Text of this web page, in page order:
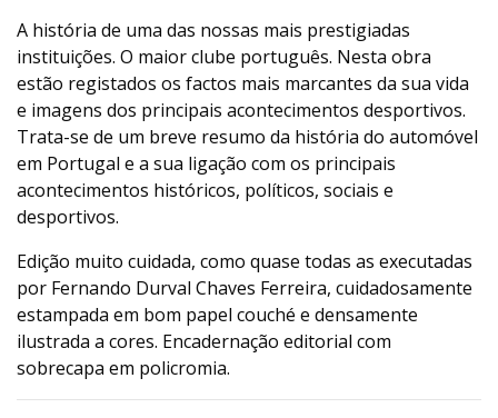
A história de uma das nossas mais prestigiadas
instituições. O maior clube português. Nesta obra
estão registados os factos mais marcantes da sua vida
e imagens dos principais acontecimentos desportivos.
Trata-se de um breve resumo da história do automóvel
em Portugal e a sua ligação com os principais
acontecimentos históricos, políticos, sociais e
desportivos.
Edição muito cuidada, como quase todas as executadas
por Fernando Durval Chaves Ferreira, cuidadosamente
estampada em bom papel couché e densamente
ilustrada a cores. Encadernação editorial com
sobrecapa em policromia.